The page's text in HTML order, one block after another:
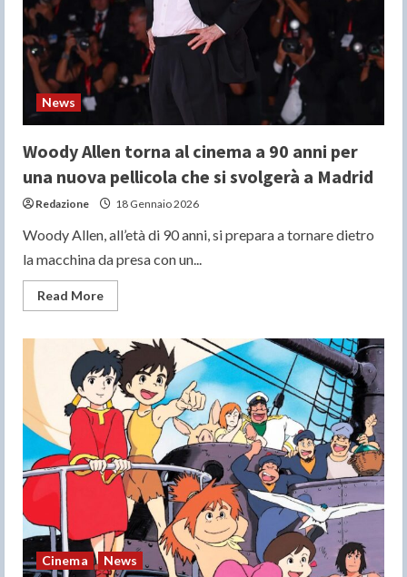
Luigi
e
Virginia
Raffaele
News
Woody Allen torna al cinema a 90 anni per
una nuova pellicola che si svolgerà a Madrid
Redazione 18 Gennaio 2026
Woody Allen, all’età di 90 anni, si prepara a tornare dietro
la macchina da presa con un...
Read MoreRead
more
Allen
torna
al
cinema
a
90
anni
per
una
nuova
pellicola
che
svolgerà
Madrid
Cinema
News